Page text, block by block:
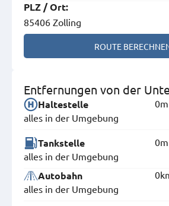
PLZ /Ort:
85406 Zolling
ROUTE
Entfernungen von der
Haltestelle
alles in der Umgebung
0m
Tankstelle
alles in der Umgebung
0m
Autobahn
alles in der Umgebung